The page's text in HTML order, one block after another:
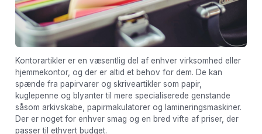
Kontorartikler er en væsentlig del af enhver virksomhed eller
hjemmekontor, og der er altid et behov for dem. De kan
spænde fra papirvarer og skriveartikler som papir,
kuglepenne og blyanter til mere specialiserede genstande
såsom arkivskabe, papirmakulatorer og lamineringsmaskiner.
Der er noget for enhver smag og en bred vifte af priser, der
passer til ethvert budget.